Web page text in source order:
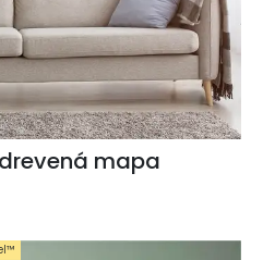
mapa